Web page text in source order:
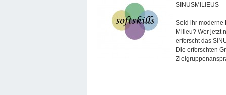
SINUSMILIEUS
Seid ihr moderne
Milieu? Wer jetzt
erforscht das
Die erforschten